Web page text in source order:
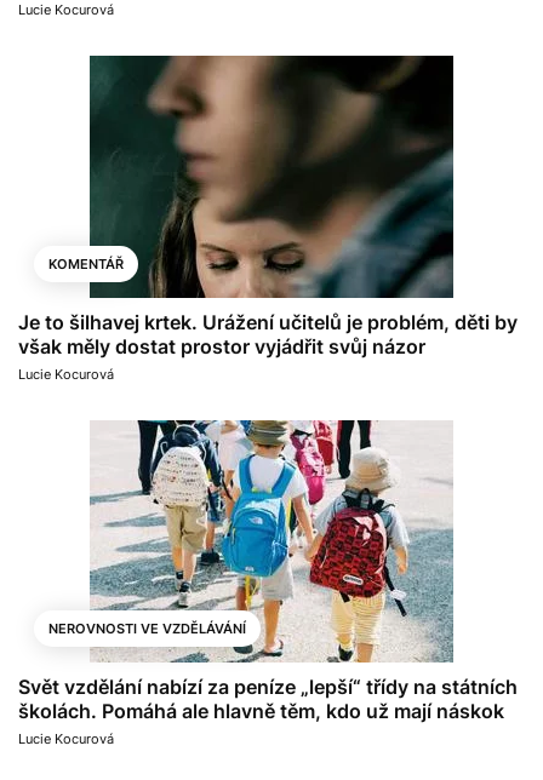
Lucie Kocurová
KOMENTÁŘ
Je to šilhavej krtek. Urážení učitelů je problém, děti by
však měly dostat prostor vyjádřit svůj názor
Lucie Kocurová
NEROVNOSTI VE VZDĚLÁVÁNÍ
Svět vzdělání nabízí za peníze „lepší“ třídy na státních
školách. Pomáhá ale hlavně těm, kdo už mají náskok
Lucie Kocurová